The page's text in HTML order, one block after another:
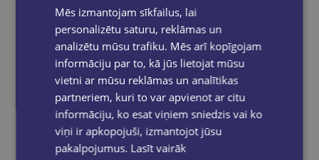
Dalies sociālajos tīklos:
Mēs izmantojam sīkfailus, lai
personalizētu saturu, reklāmas un
analizētu mūsu trafiku. Mēs arī kopīgojam
informāciju par to, kā jūs lietojat mūsu
vietni ar mūsu reklāmas un analītikas
partneriem, kuri to var apvienot ar citu
informāciju, ko esat viņiem sniedzis vai ko
viņi ir apkopojuši, izmantojot jūsu
pakalpojumus. Lasīt vairāk